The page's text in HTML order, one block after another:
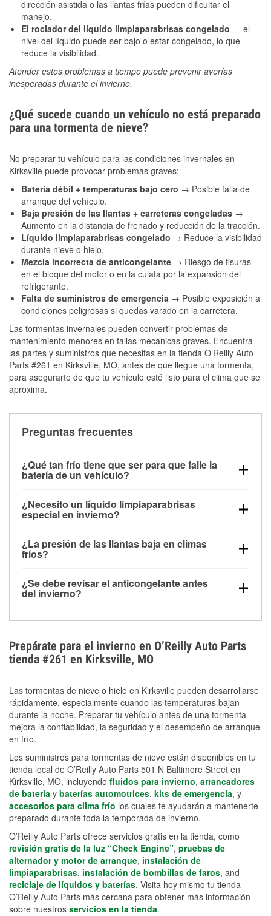
dirección asistida o las llantas frías pueden dificultar el
manejo.
El rociador del líquido limpiaparabrisas congelado — el
nivel del líquido puede ser bajo o estar congelado, lo que
reduce la visibilidad.
Atender estos problemas a tiempo puede prevenir averías
inesperadas durante el invierno.
¿Qué sucede cuando un vehículo no está preparado
para una tormenta de nieve?
No preparar tu vehículo para las condiciones invernales en
Kirksville puede provocar problemas graves:
Batería débil + temperaturas bajo cero → Posible falla de
arranque del vehículo.
Baja presión de las llantas + carreteras congeladas →
Aumento en la distancia de frenado y reducción de la tracción.
Líquido limpiaparabrisas congelado → Reduce la visibilidad
durante nieve o hielo.
Mezcla incorrecta de anticongelante → Riesgo de fisuras
en el bloque del motor o en la culata por la expansión del
refrigerante.
Falta de suministros de emergencia → Posible exposición a
condiciones peligrosas si quedas varado en la carretera.
Las tormentas invernales pueden convertir problemas de
mantenimiento menores en fallas mecánicas graves. Encuentra
las partes y suministros que necesitas en la tienda O’Reilly Auto
Parts #261 en Kirksville, MO, antes de que llegue una tormenta,
para asegurarte de que tu vehículo esté listo para el clima que se
aproxima.
Preguntas frecuentes
¿Qué tan frío tiene que ser para que falle la
batería de un vehículo?
debajo de los 32 °F y puede perder hasta la mitad de
su potencia de arranque cerca de los 0 °F, lo que
arranque.
¿Necesito un líquido limpiaparabrisas
especial en invierno?
la congelación y ayuda a disolver la sal y la nieve
derretida en la carretera para mejorar la visibilidad.
¿La presión de las llantas baja en climas
fríos?
alrededor de 1 PSI por cada 10 °F que baja la
temperatura. Puedes obtener más información sobre
¿Se debe revisar el anticongelante antes
del invierno?
el sobrecalentamiento en condiciones de frío
extremo. Aprende cómo comprobar la protección
anticongelante en nuestra sección How-To.
Prepárate para el invierno en O’Reilly Auto Parts
tienda #261 en Kirksville, MO
Las tormentas de nieve o hielo en Kirksville pueden desarrollarse
rápidamente, especialmente cuando las temperaturas bajan
durante la noche. Preparar tu vehículo antes de una tormenta
mejora la confiabilidad, la seguridad y el desempeño de arranque
en frío.
Los suministros para tormentas de nieve están disponibles en tu
tienda local de O’Reilly Auto Parts 501 N Baltimore Street en
Kirksville, MO, incluyendo fluidos para invierno, arrancadores
de batería y baterías automotrices, kits de emergencia, y
accesorios para clima frío los cuales te ayudarán a mantenerte
preparado durante toda la temporada de invierno.
O’Reilly Auto Parts ofrece servicios gratis en la tienda, como
revisión gratis de la luz “Check Engine”, pruebas de
alternador y motor de arranque, instalación de
limpiaparabrisas, instalación de bombillas de faros, and
reciclaje de líquidos y baterías. Visita hoy mismo tu tienda
O’Reilly Auto Parts más cercana para obtener más información
sobre nuestros servicios en la tienda.